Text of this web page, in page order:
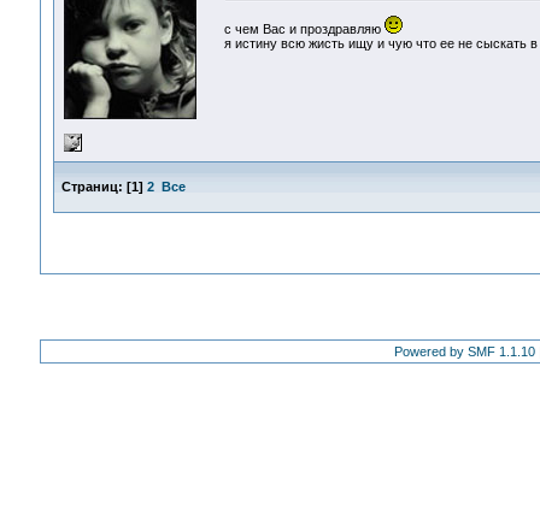
с чем Вас и проздравляю
я истину всю жисть ищу и чую что ее не сыскать
Страниц: [1] 2 Все
Powered by SMF 1.1.10